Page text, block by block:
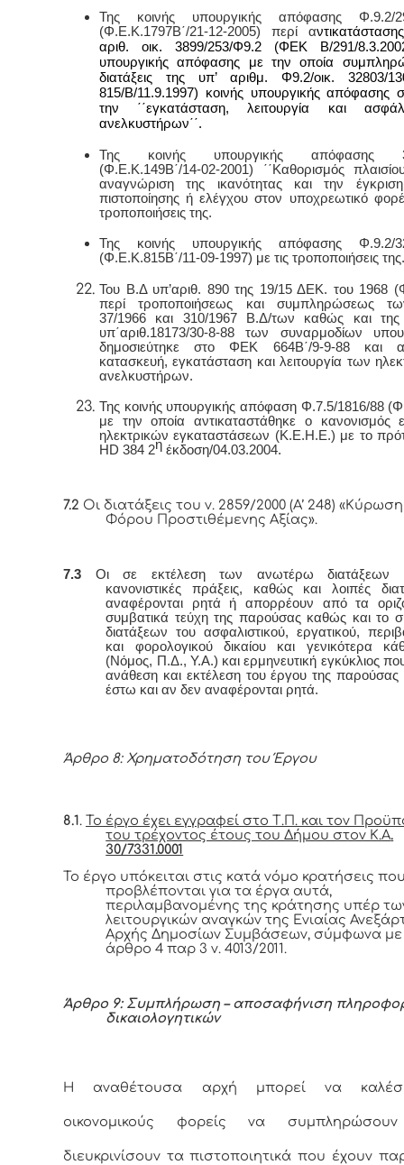
Της κοινής υπουργικήςαπόφασης Φ.9.2/
(Φ.Ε.Κ.1797Β΄/21-12-2005) περί α
αριθ. οικ. 3899/253/Φ9.2 (ΦΕΚ Β/291/
υπουργικής απόφασης με την οποία
διατάξεις της υπ’ αριθμ. Φ9.2/οικ. 32803/
815/B/11.9.1997) κοινής υπουργικής απόφασης
την ΄΄εγκατάσταση, λειτουργία και
ανελκυστήρων΄΄.
Της κοινής υπουργικής απόφασης
(Φ.Ε.Κ.149Β΄/14-02-2001) ΄΄Καθορισμός
αναγνώριση της ικανότητας και την
πιστοποίησης ή ελέγχου στον υποχρεωτικό
τροποποιήσεις της.
Της κοινής υπουργικής απόφασης Φ.9.2/
(Φ.Ε.Κ.815Β΄/11-09-1997) με τις τροποποιήσεις της.
Του Β.Δ υπ’αριθ. 890 της 19/15 ΔΕΚ. του 1968
περί τροποποιήσεως και συμπληρώσεως
37/1966 και 310/1967 Β.Δ/των καθώς και
υπ΄αριθ.18173/30-8-88 των συναρμοδίων
δημοσιεύτηκε στο ΦΕΚ 664Β΄/9-9-88 και
κατασκευή, εγκατάσταση και λειτουργία των
ανελκυστήρων.
Της κοινής υπουργικής απόφαση Φ.7.5/1816/88
με την οποία αντικαταστάθηκε ο κανονισμός
ηλεκτρικών εγκαταστάσεων (Κ.Ε.Η.Ε.) με το
HD 384 2η έκδοση/04.03.2004.
7.2 Οι διατάξεις του ν. 2859/2000 (Α’ 248)
Φόρου Προστιθέμενης Αξίας».
7.3 Οι σε εκτέλεση των ανωτέρω διατάξεων
κανονιστικές πράξεις, καθώς και λοιπές
αναφέρονται ρητά ή απορρέουν από τα
συμβατικά τεύχη της παρούσας καθώς και το
διατάξεων του ασφαλιστικού, εργατικού,
και φορολογικού δικαίου και γενικότερα
(Νόμος, Π.Δ., Υ.Α.) και ερμηνευτική εγκύκλιος που
ανάθεση και εκτέλεση του έργου της
έστω και αν δεν αναφέρονται ρητά.
Άρθρο 8: Χρηματοδότηση του Έργου
8.1 . Το έργο έχει εγγραφεί στο Τ.Π. και τον
του τρέχοντος έτους του Δήμου στον Κ.Α.
30/7331.0001
Το έργο υπόκειται στις κατά νόμο κρατήσεις
προβλέπονται για τα έργα αυτά,
περιλαμβανομένης της κράτησης υπέρ
λειτουργικών αναγκών της Ενιαίας
Αρχής Δημοσίων Συμβάσεων, σύμφωνα με
άρθρο 4 παρ 3 ν. 4013/2011.
Άρθρο 9: Συμπλήρωση – αποσαφήνιση
δικαιολογητικών
Η αναθέτουσα αρχή μπορεί να
οικονομικούς φορείς να
διευκρινίσουν τα πιστοποιητικά που έχουν